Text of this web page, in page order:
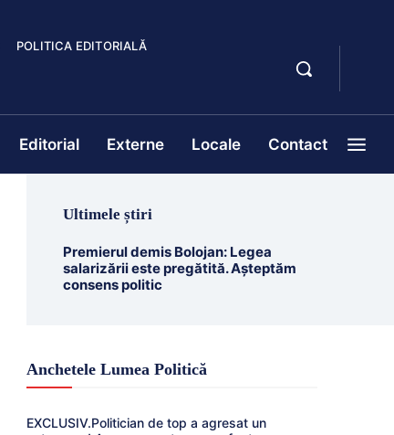
POLITICA EDITORIALĂ
Editorial Externe Locale Contact
Ultimele știri
Premierul demis Bolojan: Legea
salarizării este pregătită. Așteptăm
consens politic
Anchetele Lumea Politică
EXCLUSIV.Politician de top a agresat un